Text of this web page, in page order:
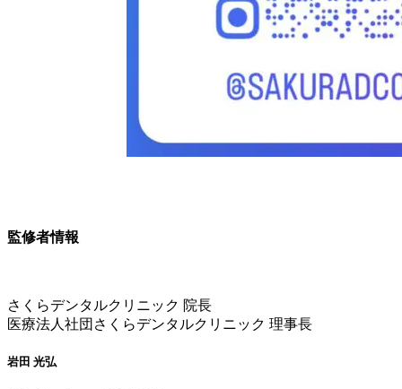
監修者情報
さくらデンタルクリニック 院長
医療法人社団さくらデンタルクリニック 理事長
岩田 光弘